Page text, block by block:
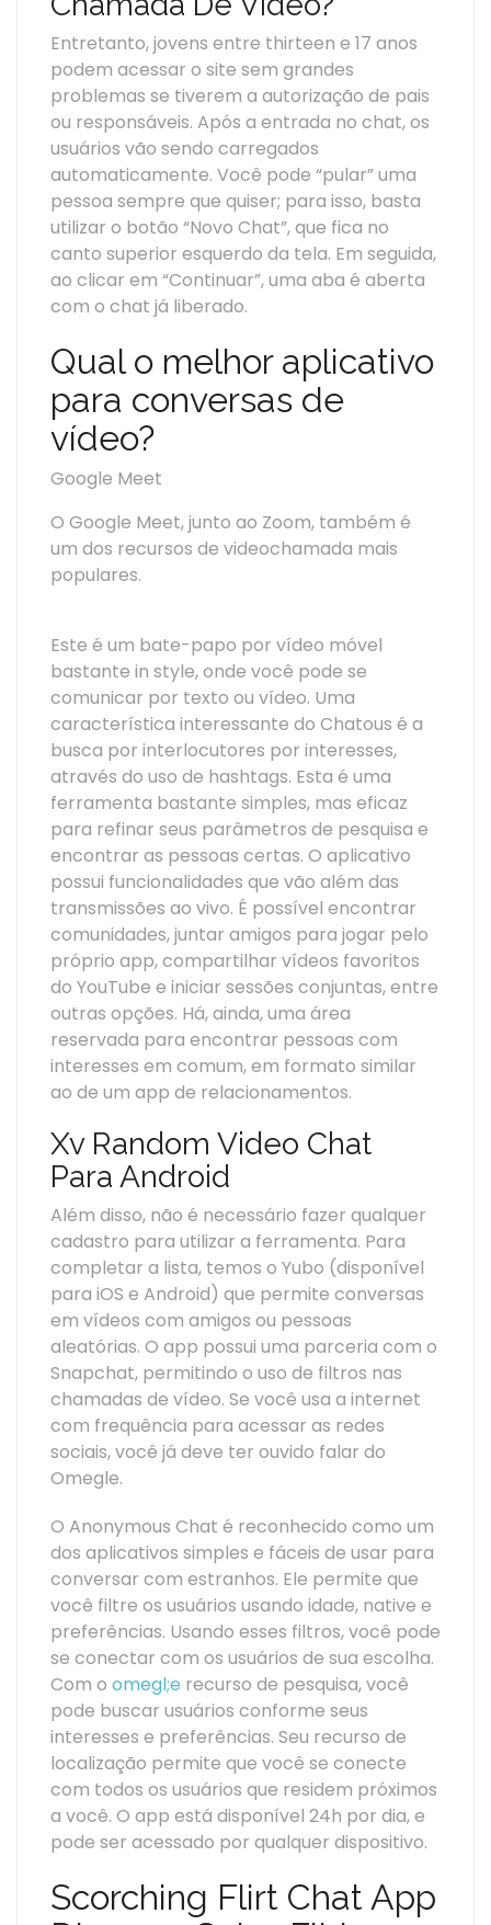
Entretanto, jovens entre thirteen e 17 anos
podem acessar o site sem grandes
problemas se tiverem a autorização de pais
ou responsáveis. Após a entrada no chat, os
usuários vão sendo carregados
automaticamente. Você pode “pular” uma
pessoa sempre que quiser; para isso, basta
utilizar o botão “Novo Chat”, que fica no
canto superior esquerdo da tela. Em seguida,
ao clicar em “Continuar”, uma aba é aberta
com o chat já liberado.
Qual o melhor aplicativo
para conversas de
vídeo?
Google Meet
O Google Meet, junto ao Zoom, também é
um dos recursos de videochamada mais
populares.
Este é um bate-papo por vídeo móvel
bastante in style, onde você pode se
comunicar por texto ou vídeo. Uma
característica interessante do Chatous é a
busca por interlocutores por interesses,
através do uso de hashtags. Esta é uma
ferramenta bastante simples, mas eficaz
para refinar seus parâmetros de pesquisa e
encontrar as pessoas certas. O aplicativo
possui funcionalidades que vão além das
transmissões ao vivo. É possível encontrar
comunidades, juntar amigos para jogar pelo
próprio app, compartilhar vídeos favoritos
do YouTube e iniciar sessões conjuntas, entre
outras opções. Há, ainda, uma área
reservada para encontrar pessoas com
interesses em comum, em formato similar
ao de um app de relacionamentos.
Xv Random Video Chat
Para Android
Além disso, não é necessário fazer qualquer
cadastro para utilizar a ferramenta. Para
completar a lista, temos o Yubo (disponível
para iOS e Android) que permite conversas
em vídeos com amigos ou pessoas
aleatórias. O app possui uma parceria com o
Snapchat, permitindo o uso de filtros nas
chamadas de vídeo. Se você usa a internet
com frequência para acessar as redes
sociais, você já deve ter ouvido falar do
Omegle.
O Anonymous Chat é reconhecido como um
dos aplicativos simples e fáceis de usar para
conversar com estranhos. Ele permite que
você filtre os usuários usando idade, native e
preferências. Usando esses filtros, você pode
se conectar com os usuários de sua escolha.
Com o omegl;e recurso de pesquisa, você
pode buscar usuários conforme seus
interesses e preferências. Seu recurso de
localização permite que você se conecte
com todos os usuários que residem próximos
a você. O app está disponível 24h por dia, e
pode ser acessado por qualquer dispositivo.
Scorching Flirt Chat App